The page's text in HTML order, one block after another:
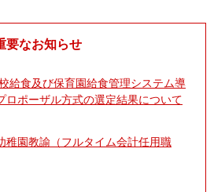
要なお知らせ
給食及び保育園給食管理システム導
ロポーザル方式の選定結果について
園教諭（フルタイム会計任用職